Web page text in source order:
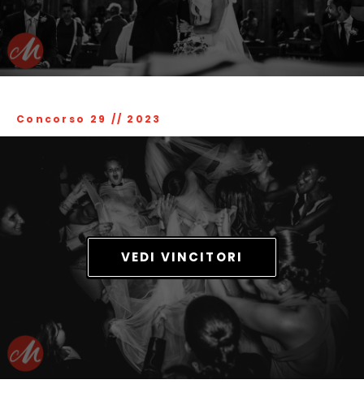
Concorso 29 // 2023
VEDI VINCITORI